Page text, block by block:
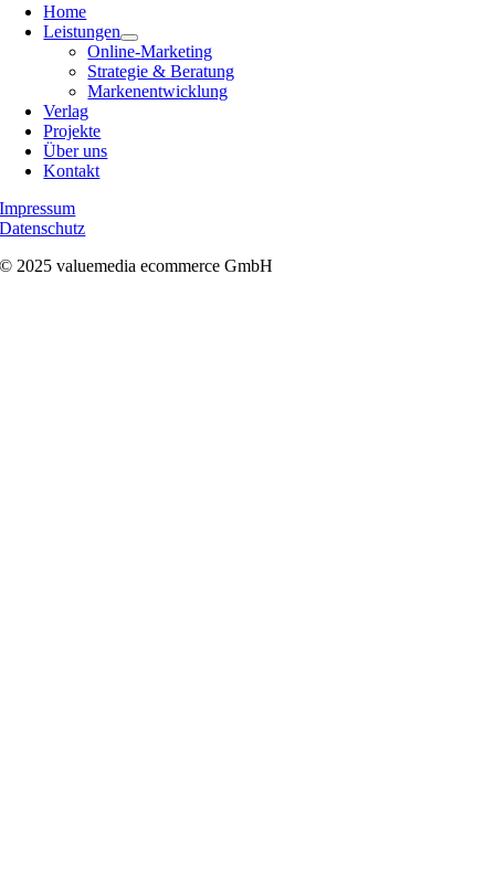
Home
Leistungen
Online-Marketing
Strategie & Beratung
Markenentwicklung
Verlag
Projekte
Über uns
Kontakt
Impressum
Datenschutz
© 2025 valuemedia ecommerce GmbH